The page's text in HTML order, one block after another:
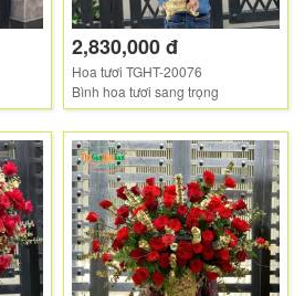
2,830,000 đ
Hoa tươi TGHT-20076
Bình hoa tươi sang trọng